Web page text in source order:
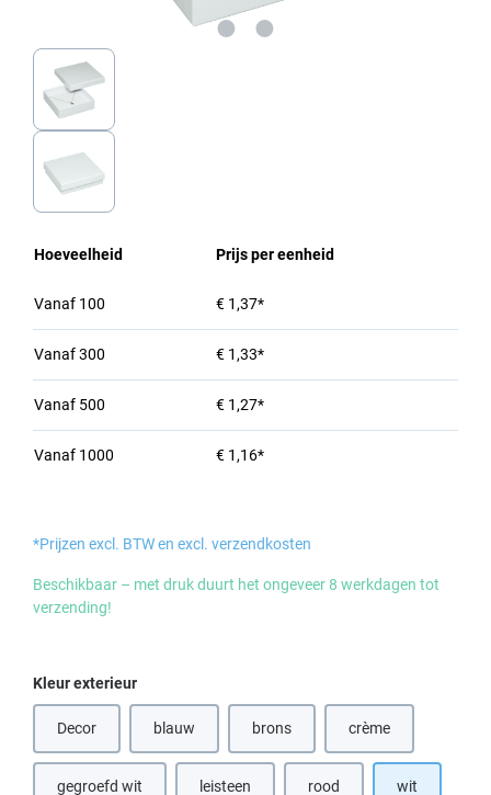
Hoeveelheid Prijs per eenheid
Vanaf 100 € 1,37*
Vanaf300 € 1,33*
Vanaf 500 € 1,27*
Vanaf 1000 € 1,16*
*Prijzen excl. BTW en excl. verzendkosten
Beschikbaar – met druk duurt het ongeveer 8 werkdagen tot
verzending!
Selecteer
Kleur exterieur
Decor(Deze optie is momenteel niet beschikbaar.)
blauw brons
(Deze optie is momenteel niet
crème
gegroefd wit leisteen rood wit